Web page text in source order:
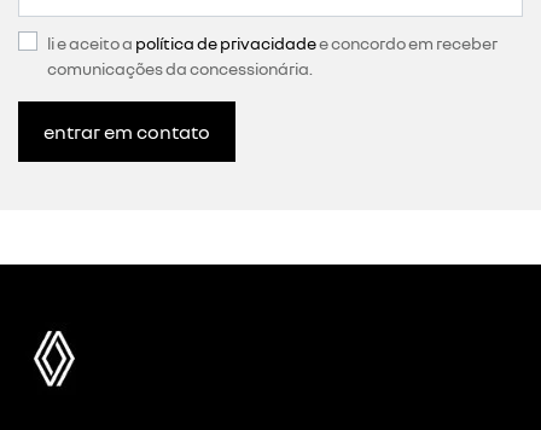
li e aceito a política de privacidadee concordo em receber
comunicações da concessionária.
entrar em contato